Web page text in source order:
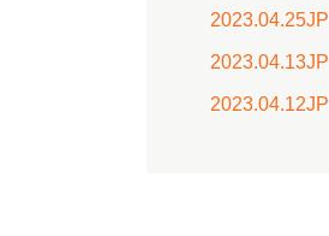
2023.04.25JP
2023.04.13JP
2023.04.12JP